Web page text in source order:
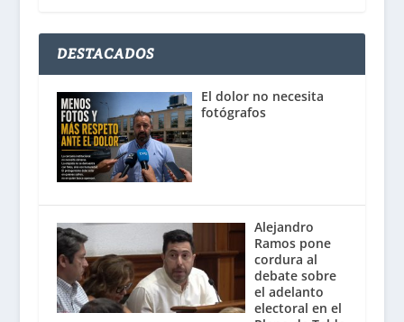
DESTACADOS
El dolor no necesita
fotógrafos
Alejandro
Ramos pone
cordura al
debate sobre
el adelanto
electoral en el